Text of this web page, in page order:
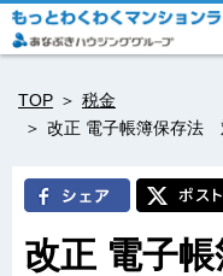
TOP
税金
改正 電子帳簿保存法
改正 電子